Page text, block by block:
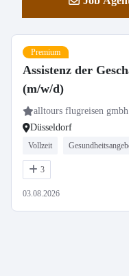
Premium
Assistenz der
(m/w/d)
alltours flugreisen gmbh
Düsseldorf
Vollzeit
3
03.08.2026